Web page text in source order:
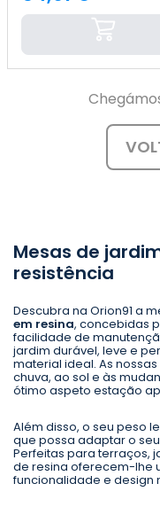
Mesas de
resistência
Descubra na Orion91 a
em resina, concebidas
facilidade de
jardim durável, leve e
material ideal. As
chuva, ao sol e às
ótimo aspeto estação
Além disso, o seu peso
que possa adaptar o
Perfeitas para terraços,
de resina oferecem-lhe
funcionalidade e design